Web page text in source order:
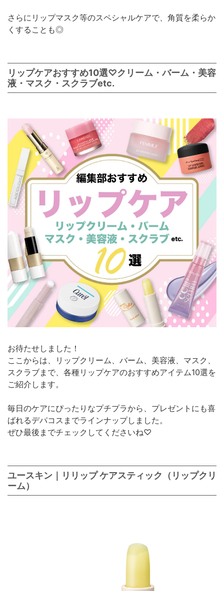
さらにリップマスク等のスペシャルケアで、角質を柔らか
くすることも◎
リップケアおすすめ10選♡クリーム・バーム・美容
液・マスク・スクラブetc.
お待たせしました！
ここからは、リップクリーム、バーム、美容液、マスク、
スクラブまで、各種リップケアのおすすめアイテム10選を
ご紹介します。
毎日のケアにぴったりなプチプラから、プレゼントにも喜
ばれるデパコスまでラインナップしました。
ぜひ最後までチェックしてくださいね♡
ユースキン｜リリップ ケアスティック（リップクリ
ーム）